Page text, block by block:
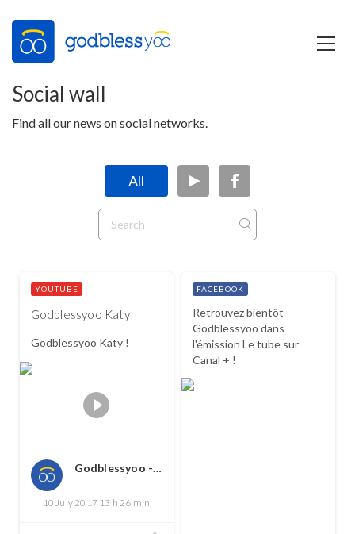
Social wall
Find all our news on social networks.
All
Godblessyoo Katy
Godblessyoo Katy !
Godblessyoo - Spread love, spread the good
10 July 2017 13 h 26 min
YOUTUBE
Retrouvez bientôt
Godblessyoo dans
l'émission Le tube sur
Canal + !
FACEBOOK